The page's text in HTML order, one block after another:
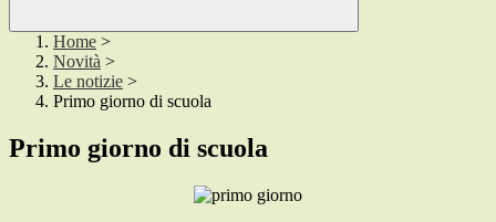
Home >
Novità >
Le notizie >
Primo giorno di scuola
Primo giorno di scuola